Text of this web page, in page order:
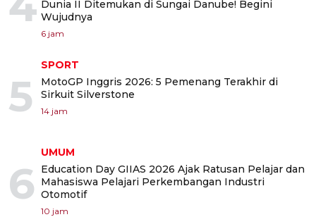
Dunia II Ditemukan di Sungai Danube! Begini
Wujudnya
6 jam
5
SPORT
MotoGP Inggris 2026: 5 Pemenang Terakhir di
Sirkuit Silverstone
14 jam
6
UMUM
Education Day GIIAS 2026 Ajak Ratusan Pelajar dan
Mahasiswa Pelajari Perkembangan Industri
Otomotif
10 jam